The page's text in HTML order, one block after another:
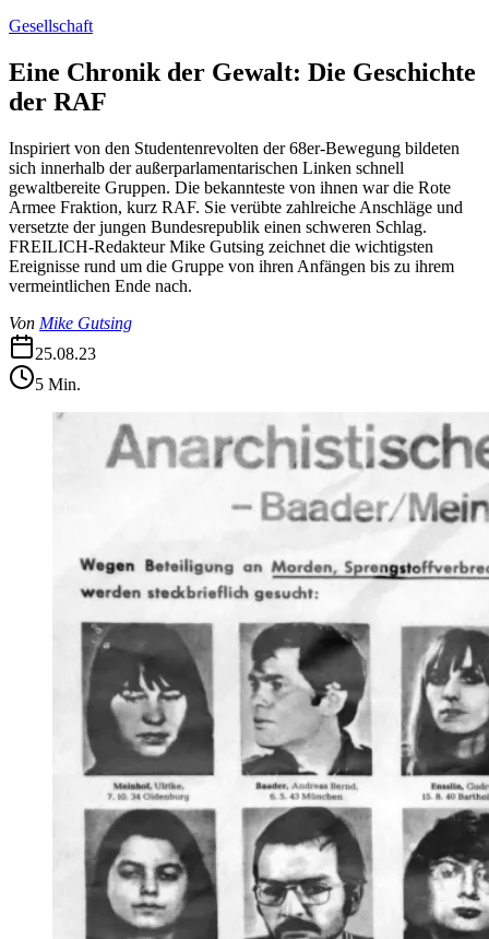
Gesellschaft
Eine Chronik der Gewalt: Die Geschichte
der RAF
Inspiriert von den Studentenrevolten der 68er-Bewegung bildeten
sich innerhalb der außerparlamentarischen Linken schnell
gewaltbereite Gruppen. Die bekannteste von ihnen war die Rote
Armee Fraktion, kurz RAF. Sie verübte zahlreiche Anschläge und
versetzte der jungen Bundesrepublik einen schweren Schlag.
FREILICH-Redakteur Mike Gutsing zeichnet die wichtigsten
Ereignisse rund um die Gruppe von ihren Anfängen bis zu ihrem
vermeintlichen Ende nach.
Von Mike Gutsing
25.08.23
5 Min.